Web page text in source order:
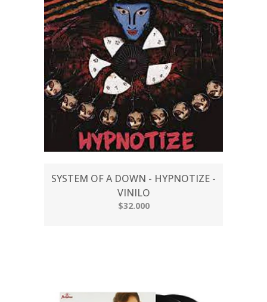
SYSTEM OF A DOWN - HYPNOTIZE -
VINILO
$32.000